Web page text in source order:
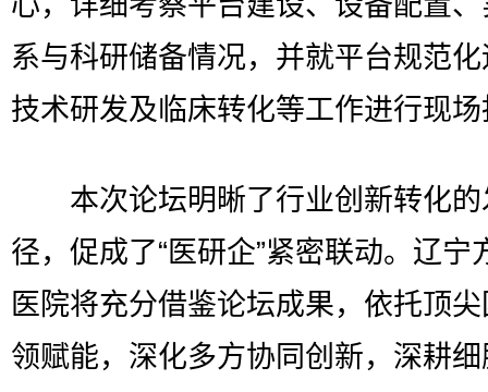
系与科研储备情况，并就平台规范
技术研发及临床转化等工作进行现
本次论坛明晰了行业创新转化的
径，促成了“医研企”紧密联动。辽宁
医院将充分借鉴论坛成果，依托顶
领赋能，深化多方协同创新，深耕